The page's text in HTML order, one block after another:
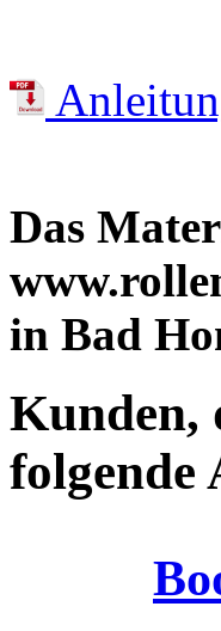
Das
in Bad
Kunden,
folgende